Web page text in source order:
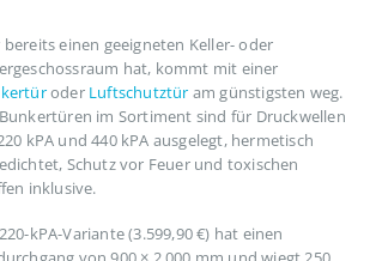
bereits einen geeigneten Keller- oder
hat, kommt mit einer
oder Luftschutztür am günstigsten weg.
im Sortiment sind für Druckwellen
kPA und 440 kPA ausgelegt, hermetisch
Schutz vor Feuer und toxischen
inklusive.
kPA-Variante (3.599,90 €) hat einen